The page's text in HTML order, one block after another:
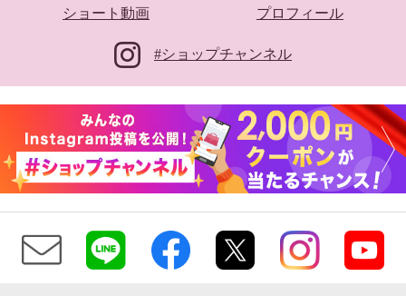
ショート動画 プロフィール
#ショップチャンネル